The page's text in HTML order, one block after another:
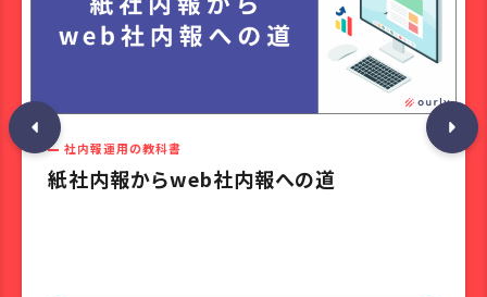
社内報運用の教科書
紙社内報からweb社内報への道